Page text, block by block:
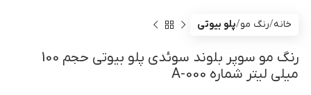
خانه رنگ مو پلو بیوتی
رنگ مو سوپر بلوند سوئدی پلو بیوتی حجم 100
میلی لیتر شماره A-000